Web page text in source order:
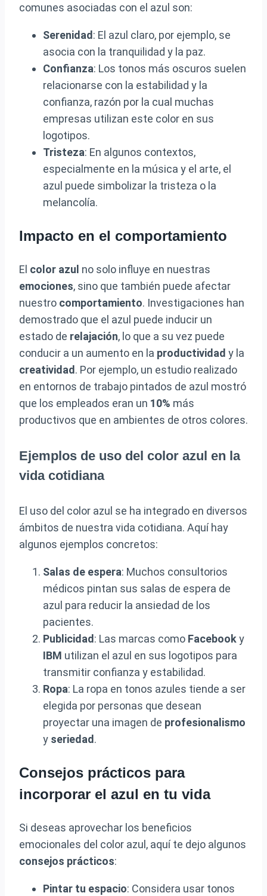
comunes asociadas con el azul son:
Serenidad: El azul claro, por ejemplo, se
asocia con la tranquilidad y la paz.
Confianza: Los tonos más oscuros suelen
relacionarse con la estabilidad y la
confianza, razón por la cual muchas
empresas utilizan este color en sus
logotipos.
Tristeza: En algunos contextos,
especialmente en la música y el arte, el
azul puede simbolizar la tristeza o la
melancolía.
Impacto en el comportamiento
El color azul no solo influye en nuestras
emociones, sino que también puede afectar
nuestro comportamiento. Investigaciones han
demostrado que el azul puede inducir un
estado de relajación, lo que a su vez puede
conducir a un aumento en la productividad y la
creatividad. Por ejemplo, un estudio realizado
en entornos de trabajo pintados de azul mostró
que los empleados eran un 10% más
productivos que en ambientes de otros colores.
Ejemplos de uso del color azul en la
vida cotidiana
El uso del color azul se ha integrado en diversos
ámbitos de nuestra vida cotidiana. Aquí hay
algunos ejemplos concretos:
Salas de espera: Muchos consultorios
médicos pintan sus salas de espera de
azul para reducir la ansiedad de los
pacientes.
Publicidad : Las marcas como Facebooky
IBM utilizan el azul en sus logotipos para
transmitir confianza y estabilidad.
Ropa: La ropa en tonos azules tiende a ser
elegida por personas que desean
proyectar una imagen de profesionalismo
y seriedad .
Consejos prácticos para
incorporar el azul en tu vida
Si deseas aprovechar los beneficios
emocionales del color azul, aquí te dejo algunos
consejos prácticos:
Pintar tu espacio: Considera usar tonos